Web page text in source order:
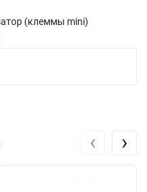
(клеммы mini)
‹ ›